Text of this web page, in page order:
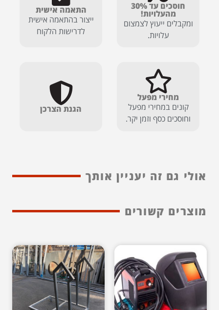
חוסכים עד 30%
מהעלויות!
ומקבלים ייעוץ לצמצום
עלויות.
התאמה אישית
ייצור בהתאמה אישית
לדרישות הלקוח
מחירי מפעל
קונים במחירי מפעל
וחוסכים כסף וזמן יקר.
הגנת הצרכן
אולי גם זה יעניין אותך
מוצרים קשורים